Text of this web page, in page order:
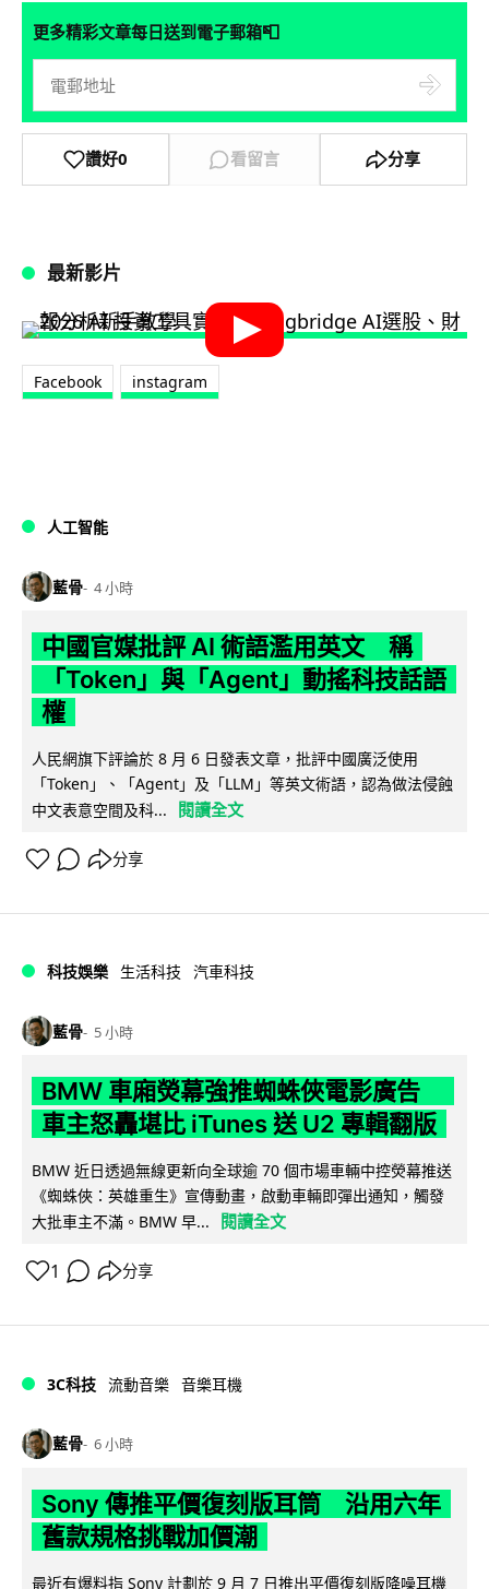
更多精彩文章每日送到電子郵箱📮
讚好0 看留言 分享
最新影片
Facebook instagram
人工智能
藍骨 4 小時
中國官媒批評 AI 術語濫用英文 稱
「Token」與「Agent」動搖科技話語
權
人民網旗下評論於 8 月 6 日發表文章，批評中國廣泛使用
「Token」、「Agent」及「LLM」等英文術語，認為做法侵蝕
中文表意空間及科...
閱讀全文
分享
科技娛樂 生活科技 汽車科技
藍骨 5 小時
BMW 車廂熒幕強推蜘蛛俠電影廣告
車主怒轟堪比 iTunes 送 U2 專輯翻版
BMW 近日透過無線更新向全球逾 70 個市場車輛中控熒幕推送
《蜘蛛俠：英雄重生》宣傳動畫，啟動車輛即彈出通知，觸發
大批車主不滿。BMW 早...
閱讀全文
1 分享
3C科技 流動音樂 音樂耳機
藍骨 6 小時
Sony 傳推平價復刻版耳筒 沿用六年
舊款規格挑戰加價潮
最近有爆料指 Sony 計劃於 9 月 7 日推出平價復刻版降噪耳機